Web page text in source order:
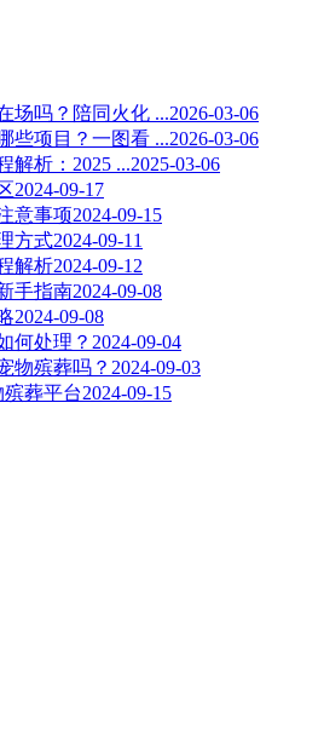
场吗？陪同火化 ...2026-03-06
些项目？一图看 ...2026-03-06
解析：2025 ...2025-03-06
2024-09-17
意事项2024-09-15
方式2024-09-11
解析2024-09-12
手指南2024-09-08
2024-09-08
何处理？ 2024-09-04
物殡葬吗？ 2024-09-03
葬平台2024-09-15